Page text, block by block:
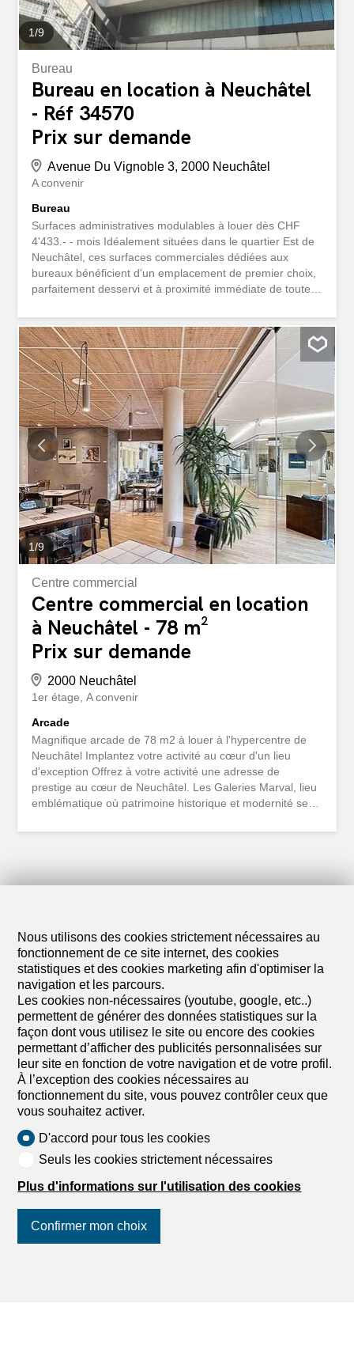
1/9
Bureau
Bureau en location à Neuchâtel
- Réf 34570
Prix sur demande
Avenue Du Vignoble 3, 2000 Neuchâtel
A convenir
Bureau
Surfaces administratives modulables à louer dès CHF
4'433.- - mois Idéalement situées dans le quartier Est de
Neuchâtel, ces surfaces commerciales dédiées aux
bureaux bénéficient d'un emplacement de premier choix,
parfaitement desservi et à proximité immédiate de toutes
modernes, entièrement rénovés, offrant des surfaces
d'environ 280 m² par étage, conçus pour s'adapter à vos
besoins professionnels. Caractéristiques principales :
Surfaces lumineuses et entièrement rénovéesSurface
280 m² par étageAménagement modulable et
personnalisable (possibilité de division en plusieurs
bureaux aux frais du repreneur)Configuration flexible
idéale pour différents types d'activitésEnvironnement
professionnel de qualité Flexibilité d'aménagement
unique : Les murs peuvent être aménagés selon les
besoins du locataire, offrant une réelle opportunité de
créer un espace sur mesure. Que...
1/9
Centre commercial
Centre commercial en location
à Neuchâtel - 78 m²
Prix sur demande
2000 Neuchâtel
1er étage A convenir
Arcade
Magnifique arcade de 78 m2 à louer à l'hypercentre de
Neuchâtel Implantez votre activité au cœur d'un lieu
d'exception Offrez à votre activité une adresse de
prestige au cœur de Neuchâtel. Les Galeries Marval, lieu
emblématique où patrimoine historique et modernité se
louer dans un cadre unique et raffiné. Profitez d'une
fréquenté par une clientèle locale et internationale à la
recherche d'expériences culturelles. Faites partie d'une
adresse incontournable à Neuchâtel. Idéalement située à
côté de l'entrée du centre côté terrasse Grande vitrine
linéaire Accès indépendant Disponibilité : immédiate...
Nous utilisons des cookies strictement nécessaires au
fonctionnement de ce site internet, des cookies
statistiques et des cookies marketing afin d'optimiser la
navigation et les parcours.
Les cookies non-nécessaires (youtube, google, etc..)
permettent de générer des données statistiques sur la
façon dont vous utilisez le site ou encore des cookies
permettant d’afficher des publicités personnalisées sur
leur site en fonction de votre navigation et de votre profil.
À l’exception des cookies nécessaires au
fonctionnement du site, vous pouvez contrôler ceux que
vous souhaitez activer.
D'accord pour tous les cookies
Seuls les cookies strictement nécessaires
Plus d'informations sur l'utilisation des cookies
Confirmer mon choix